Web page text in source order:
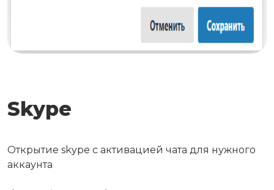
Skype
Открытие skype с активацией чата для нужного
аккаунта